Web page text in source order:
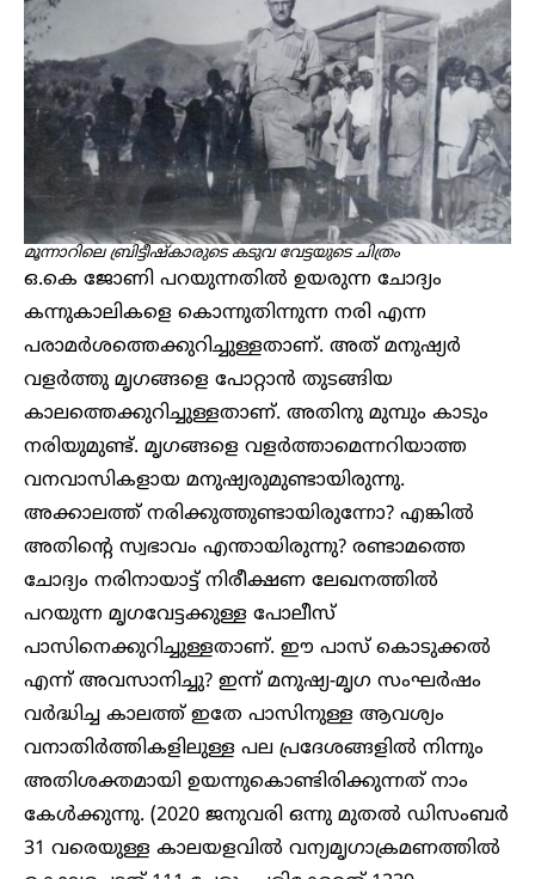
മൂന്നാറിലെ ബ്രിട്ടീഷ്‌കാരുടെ കടുവ വേട്ടയുടെ ചിത്രം
ഒ.കെ ജോണി പറയുന്നതില്‍ ഉയരുന്ന ചോദ്യം
കന്നുകാലികളെ കൊന്നുതിന്നുന്ന നരി എന്ന
പരാമര്‍ശത്തെക്കുറിച്ചുള്ളതാണ്. അത് മനുഷ്യര്‍
വളര്‍ത്തു മൃഗങ്ങളെ പോറ്റാന്‍ തുടങ്ങിയ
കാലത്തെക്കുറിച്ചുള്ളതാണ്. അതിനു മുമ്പും കാടും
നരിയുമുണ്ട്. മൃഗങ്ങളെ വളര്‍ത്താമെന്നറിയാത്ത
വനവാസികളായ മനുഷ്യരുമുണ്ടായിരുന്നു.
അക്കാലത്ത് നരിക്കുത്തുണ്ടായിരുന്നോ? എങ്കില്‍
അതിന്റെ സ്വഭാവം എന്തായിരുന്നു? രണ്ടാമത്തെ
ചോദ്യം നരിനായാട്ട് നിരീക്ഷണ ലേഖനത്തില്‍
പറയുന്ന മൃഗവേട്ടക്കുള്ള പോലീസ്
പാസിനെക്കുറിച്ചുള്ളതാണ്. ഈ പാസ്‌ കൊടുക്കല്‍
എന്ന് അവസാനിച്ചു? ഇന്ന് മനുഷ്യ-മൃഗ സംഘര്‍ഷം
വര്‍ദ്ധിച്ച കാലത്ത് ഇതേ പാസിനുള്ള ആവശ്യം
വനാതിര്‍ത്തികളിലുള്ള പല പ്രദേശങ്ങളില്‍ നിന്നും
അതിശക്തമായി ഉയന്നുകൊണ്ടിരിക്കുന്നത് നാം
കേള്‍ക്കുന്നു. (2020 ജനുവരി ഒന്നു മുതല്‍ ഡിസംബര്‍
31 വരെയുള്ള കാലയളവില്‍ വന്യമൃഗാക്രമണത്തില്‍